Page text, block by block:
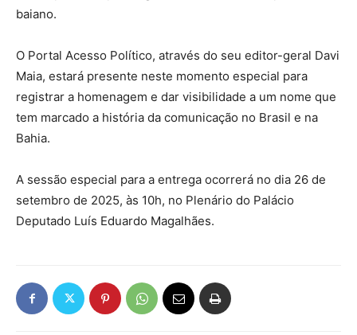
baiano.
O Portal Acesso Político, através do seu editor-geral Davi
Maia, estará presente neste momento especial para
registrar a homenagem e dar visibilidade a um nome que
tem marcado a história da comunicação no Brasil e na
Bahia.
A sessão especial para a entrega ocorrerá no dia 26 de
setembro de 2025, às 10h, no Plenário do Palácio
Deputado Luís Eduardo Magalhães.